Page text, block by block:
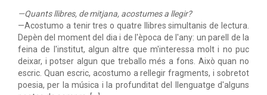
—Quants llibres, de mitjana, acostumes a llegir?
—Acostumo a tenir tres o quatre llibres simultanis de lectura.
Depèn del moment del dia i de l'època de l'any: un parell de la
feina de l'institut, algun altre que m'interessa molt i no puc
deixar, i potser algun que treballo més a fons. Això quan no
escric. Quan escric, acostumo a rellegir fragments, i sobretot
poesia, per la música i la profunditat del llenguatge d'alguns